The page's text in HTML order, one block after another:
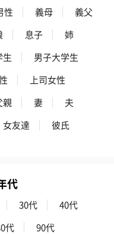
バウム
（540円）
3層デザート
ェ〜国産フル
。
性 義母
義父
息子
姉
生
男子大学生
上司女性
親 妻
夫
女友達 彼氏
代
30代
40代
代 90代